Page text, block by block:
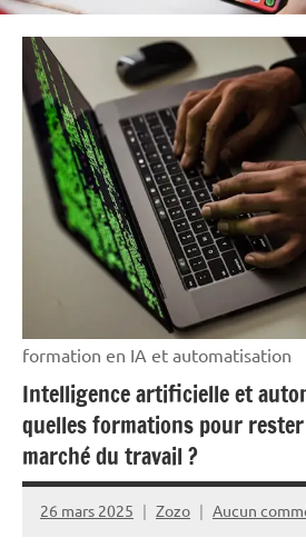
formation en IA et automatisation
Intelligence artificielle et
quelles formations pour
marché du travail ?
26 mars 2025 Zozo Aucun